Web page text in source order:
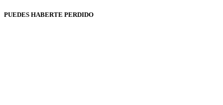
PUEDES HABERTE PERDIDO